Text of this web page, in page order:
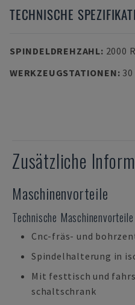
TECHNISCHE
SPINDELDREHZAHL: 2000
WERKZEUGSTATIONEN: 30
Zusätzliche
Maschinenvorteile
Technische Maschinenvorteile
Cnc-fräs- und
Spindelhalterung in
Mit festtisch und
schaltschrank